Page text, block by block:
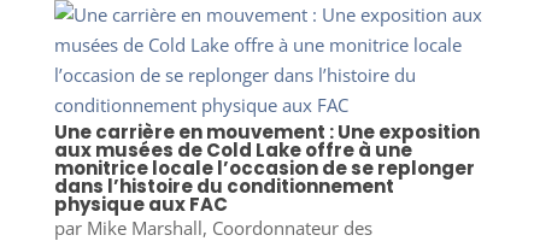
Une carrière en mouvement : Une exposition
aux musées de Cold Lake offre à une
monitrice locale l’occasion de se replonger
dans l’histoire du conditionnement
physique aux FAC
par Mike Marshall, Coordonnateur des